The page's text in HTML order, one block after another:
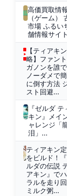
高価買取情
（ゲーム）
市場 ふるい
舗情報サイト
【ティアキ
略】ファン
ガノンを誰
ノーダメで
に倒す方法
スト回避...
『ゼルダ テ
キン』メイ
ャレンジ「
泪」...
ティアキン
をビルド！
ルダの伝説
アキン』で
ラルを走り
ミルク粥...